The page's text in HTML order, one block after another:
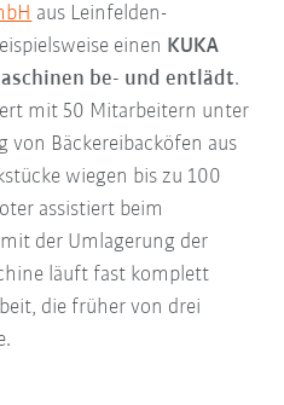
aus Leinfelden-
einen KUKA
be- und entlädt.
mit 50 Mitarbeitern unter
von Bäckereibacköfen aus
wiegen bis zu 100
assistiert beim
der Umlagerung der
läuft fast komplett
die früher von drei